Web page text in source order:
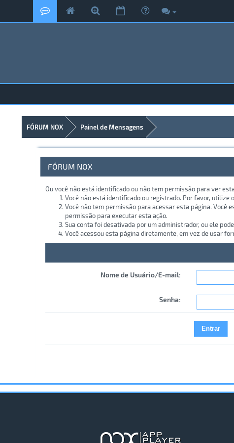
FÓRUM NOX Painel de Mensagens
FÓRUM NOX
Ou você não está identificado ou não tem permissão para ver
Você não está identificado ou registrado. Por favor,
Você não tem permissão para acessar esta página. Você
permissão para executar esta ação.
Sua conta foi desativada por um administrador, ou ele
Você acessou esta página diretamente, em vez de usar
Nome de Usuário/E-mail:
Senha: